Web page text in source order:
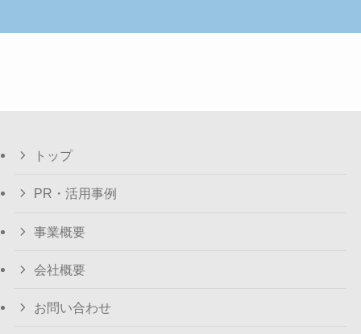
トップ
PR・活用事例
事業概要
会社概要
お問い合わせ